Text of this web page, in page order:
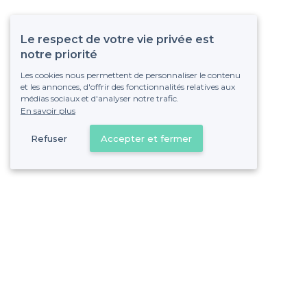
Le respect de votre vie privée est
notre priorité
Les cookies nous permettent de personnaliser le contenu
et les annonces, d'offrir des fonctionnalités relatives aux
médias sociaux et d'analyser notre trafic.
En savoir plus
Refuser Accepter et fermer